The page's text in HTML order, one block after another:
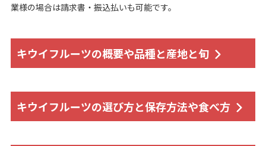
業様の場合は請求書・振込払いも可能です。
キウイフルーツの概要や品種と産地と旬
キウイフルーツの選び方と保存方法や食べ方